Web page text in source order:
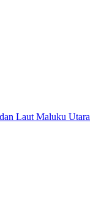
Laut Maluku Utara